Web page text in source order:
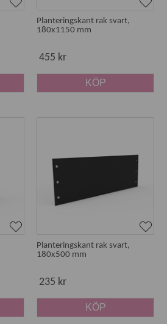
Planteringskant rak svart,
180x1150 mm
455 kr
KÖP
Planteringskant rak svart,
180x500 mm
235 kr
KÖP